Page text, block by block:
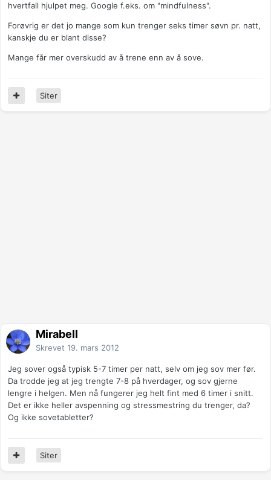
hvertfall hjulpet meg. Google f.eks. om "mindfulness".
Forøvrig er det jo mange som kun trenger seks timer søvn pr. natt,
kanskje du er blant disse?
Mange får mer overskudd av å trene enn av å sove.
Siter
Mirabell
Skrevet 19. mars 2012
Jeg sover også typisk 5-7 timer per natt, selv om jeg sov mer før.
Da trodde jeg at jeg trengte 7-8 på hverdager, og sov gjerne
lengre i helgen. Men nå fungerer jeg helt fint med 6 timer i snitt.
Det er ikke heller avspenning og stressmestring du trenger, da?
Og ikke sovetabletter?
Siter